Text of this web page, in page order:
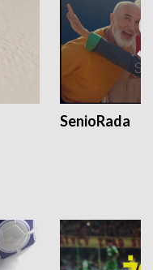
SenioRada